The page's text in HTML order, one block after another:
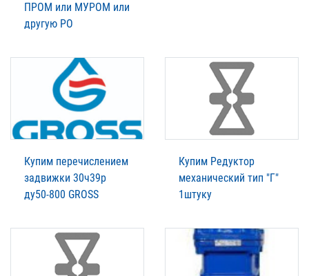
ПРОМ или МУРОМ или
другую РО
Купим перечислением
задвижки 30ч39р
ду50-800 GROSS
Купим Редуктор
механический тип "Г"
1штуку